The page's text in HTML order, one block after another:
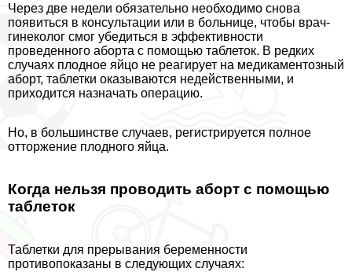
Через две недели обязательно необходимо снова
появиться в консультации или в больнице, чтобы врач-
гинеколог смог убедиться в эффективности
проведенного aбopта с помощью таблеток. В редких
случаях плодное яйцо не реагирует на медикаментозный
aбopт, таблетки оказываются недейственными, и
приходится назначать операцию.
Но, в большинстве случаев, регистрируется полное
отторжение плодного яйца.
Когда нельзя проводить aбopт с помощью
таблеток
Таблетки для прерывания беременности
противопоказаны в следующих случаях: